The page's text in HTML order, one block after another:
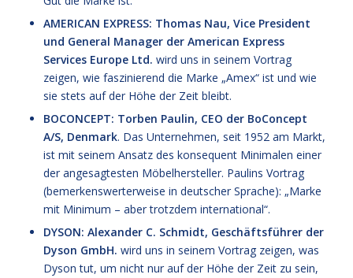
AMERICAN EXPRESS: Thomas Nau, Vice President
und General Manager der American Express
Services Europe Ltd. wird uns in seinem Vortrag
zeigen, wie faszinierend die Marke „Amex“ ist und wie
sie stets auf der Höhe der Zeit bleibt.
BOCONCEPT: Torben Paulin, CEO der BoConcept
A/S, Denmark. Das Unternehmen, seit 1952 am Markt,
ist mit seinem Ansatz des konsequent Minimalen einer
der angesagtesten Möbelhersteller. Paulins Vortrag
(bemerkenswerterweise in deutscher Sprache): „Marke
mit Minimum – aber trotzdem international“.
DYSON: Alexander C. Schmidt, Geschäftsführer der
Dyson GmbH. wird uns in seinem Vortrag zeigen, was
Dyson tut, um nicht nur auf der Höhe der Zeit zu sein,